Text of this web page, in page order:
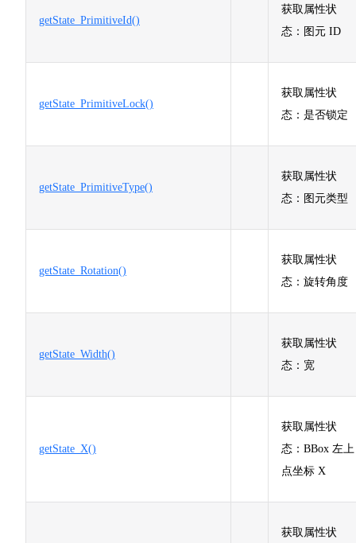
getState_PrimitiveId()
获取属性状
态：图元 ID
getState_PrimitiveLock()
获取属性状
态：是否锁定
getState_PrimitiveType()
获取属性状
态：图元类型
getState_Rotation()
获取属性状
态：旋转角度
getState_Width()
获取属性状
态：宽
getState_X()
获取属性状
态：BBox 左上
点坐标 X
获取属性状